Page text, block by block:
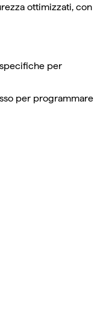
ottimizzati, con
per
per programmare